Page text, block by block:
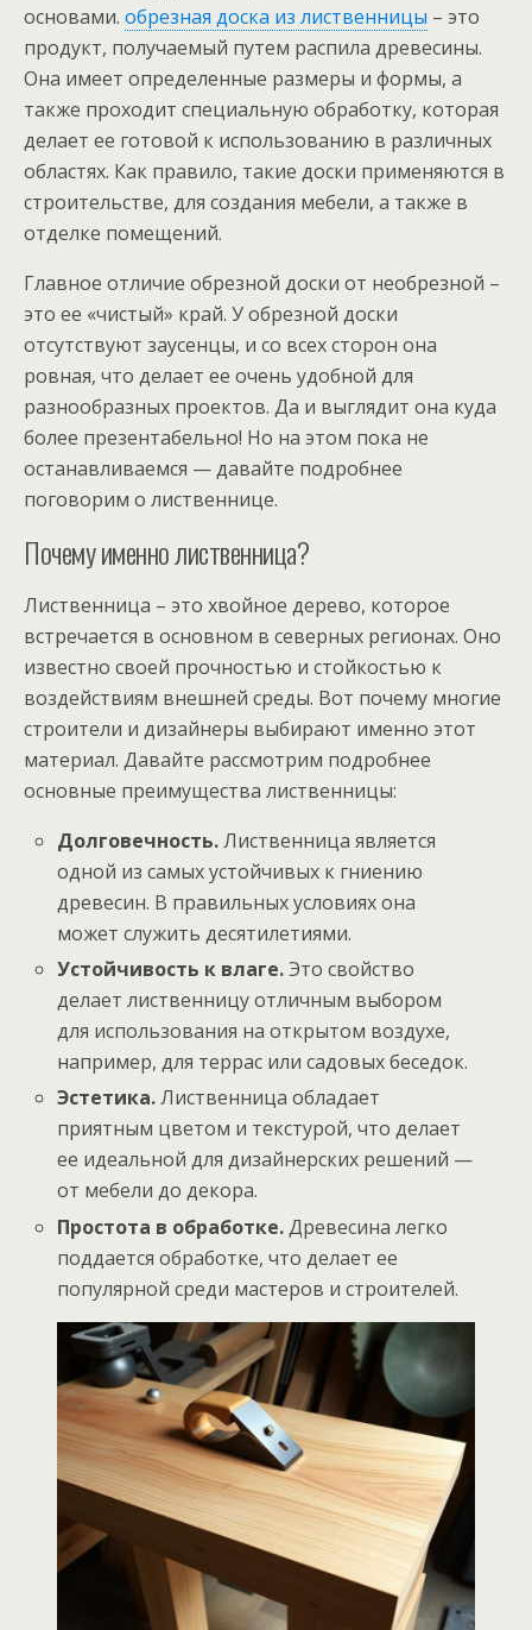
основами. обрезная доска из лиственницы – это
продукт, получаемый путем распила древесины.
Она имеет определенные размеры и формы, а
также проходит специальную обработку, которая
делает ее готовой к использованию в различных
областях. Как правило, такие доски применяются в
строительстве, для создания мебели, а также в
отделке помещений.
Главное отличие обрезной доски от необрезной –
это ее «чистый» край. У обрезной доски
отсутствуют заусенцы, и со всех сторон она
ровная, что делает ее очень удобной для
разнообразных проектов. Да и выглядит она куда
более презентабельно! Но на этом пока не
останавливаемся — давайте подробнее
поговорим о лиственнице.
Почему именно лиственница?
Лиственница – это хвойное дерево, которое
встречается в основном в северных регионах. Оно
известно своей прочностью и стойкостью к
воздействиям внешней среды. Вот почему многие
строители и дизайнеры выбирают именно этот
материал. Давайте рассмотрим подробнее
основные преимущества лиственницы:
Долговечность.Лиственница является
одной из самых устойчивых к гниению
древесин. В правильных условиях она
может служить десятилетиями.
Устойчивость к влаге.Это свойство
делает лиственницу отличным выбором
для использования на открытом воздухе,
например, для террас или садовых беседок.
Эстетика.Лиственница обладает
приятным цветом и текстурой, что делает
ее идеальной для дизайнерских решений —
от мебели до декора.
Простота в обработке.Древесина легко
поддается обработке, что делает ее
популярной среди мастеров и строителей.